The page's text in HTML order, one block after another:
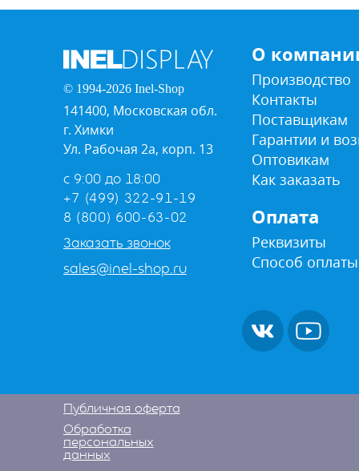
© 1994-2026 Inel-Shop
141400, Московская обл.
г. Химки
Ул. Рабочая 2а, корп. 13
с 9:00 до 18:00
+7 (499) 322-91-19
8 (800) 600-63-02
Заказать звонок
sales@inel-shop.ru
О
Производство
Контакты
Поставщикам
Гарантии и
Оптовикам
Как заказать
Оплата
Реквизиты
Способ оплаты
Публичная оферта
Обработка
персональных
данных